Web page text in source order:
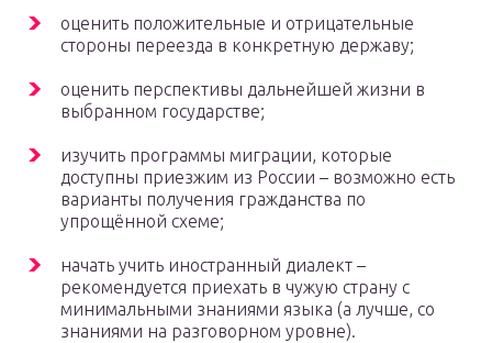
оценить положительные и отрицательные
стороны переезда в конкретную державу;
оценить перспективы дальнейшей жизни в
выбранном государстве;
изучить программы миграции, которые
доступны приезжим из России – возможно есть
варианты получения гражданства по
упрощённой схеме;
начать учить иностранный диалект –
рекомендуется приехать в чужую страну с
минимальными знаниями языка (а лучше, со
знаниями на разговорном уровне).